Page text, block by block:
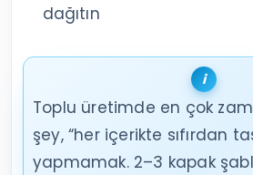
dağıtın
Toplu üretimde en çok
şey, “her içerikte sıfırdan
yapmamak. 2–3 kapak